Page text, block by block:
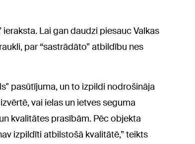
Lai gan daudzi piesauc Valkas
par “sastrādāto” atbildību nes
pasūtījuma, un to izpildi nodrošināja
vai ielas un ietves seguma
kvalitātes prasībām. Pēc objekta
izpildīti atbilstošā kvalitātē,” teikts